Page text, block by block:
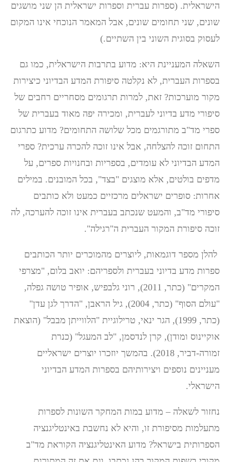
הישראלית. (ספרות עברית וספרות ישראלית הן שני מושגים
שונים, שני תחומים שונים, אבל המאמר הנוכחי אינו המקום
לעסוק בסוגית השוני בין השתיים.)
השאלה המעניינת היא: מדוע בתרבות הישראלית, כמו גם
בספרות העברית, לא נקלטה סיפורת המדע הבדיוני כיצירות
מקור מוערכות? זאת, למרות תרגומים מסחריים רחבים של
סיפורי מדע בדיוני לעברית, ומכירה יפה מאוד בעברית של
ספרי מד"ב מתורגמים מכל שלושה התחומים? מדוע כתרגום
התחום זוכה להצלחה, אבל אינו זוכה להכרה ערכית? ספרי
המדע הבדיוני לא עומדים, בספריות ובחנויות ספרים, על
מדפים בולטים, אלא מוצגים "בצד", בכל המובנים. במילים
אחרות: סופרים ישראלים מרכזיים כמעט ולא כותבים
סיפורי מד"ב, והמעט שנכתב בעברית אינו זוכה להערכה, לה
זוכה סיפורת המקור העברית ה"רגילה".
להלן מספר דוגמאות, ליוצרים מהמוכרים יותר הכותבים
ספרות מדע בדיוני בעברית ולספריהם: יואב בלום, "מצרפי
המקרים" (כתר, 2011), רוני גלבפיש, אופיר טושה גפלה,
"עולם הסוף" (כתר, 2004), גיל הראבן, "הדרך לגן עדן"
(כתר, 1999), הגר ינאי, טרילוגיית "הלווייתן מבבל" (הוצאת
אוקיינוס ומודן), קרן לנדסמן, "לב המעגל" (כנרת
זמורה-דביר, 2018). בהמשך יוזכרו יוצרים ישראליים
מעניינים נוספים ויצירותיהם בספרות המדע הבדיוני
הישראלי.
נחזור לשאלה – מדוע במות המחקר השונות לספרות
מתעלמות מסיפורת זו, והיא לא נחשבת באינטליגנציה
הספרותית בישראל? מדוע האינטליגנציה הקוראת מד"ב